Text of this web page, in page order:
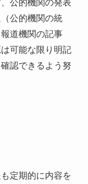
公的機関の発表
公的機関の統
道機関の記事
可能な限り明記
認できるよう努
定期的に内容を